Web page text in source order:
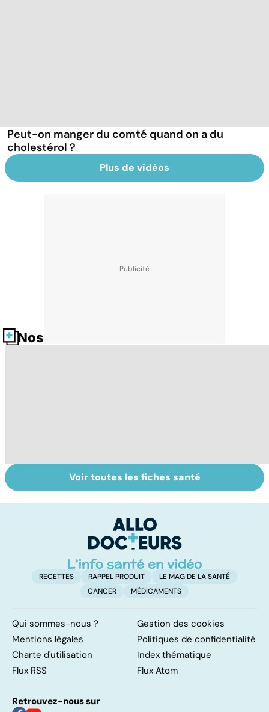
Peut-on manger du comté quand on a du
cholestérol ?
Plus de vidéos
Nos fiches santé
Le magnésium,
un oligo-élément
Intestin irritable :
le régime
solution ?
Voir toutes les fiches santé
RECETTES RAPPEL PRODUIT
LE MAG DE LA SANTÉ
CANCER
MÉDICAMENTS
Qui sommes-nous ?
Gestion des cookies
Mentions légales
Politiques de confidentialité
Charte d'utilisation
Index thématique
Flux RSS
Flux Atom
Retrouvez-nous sur